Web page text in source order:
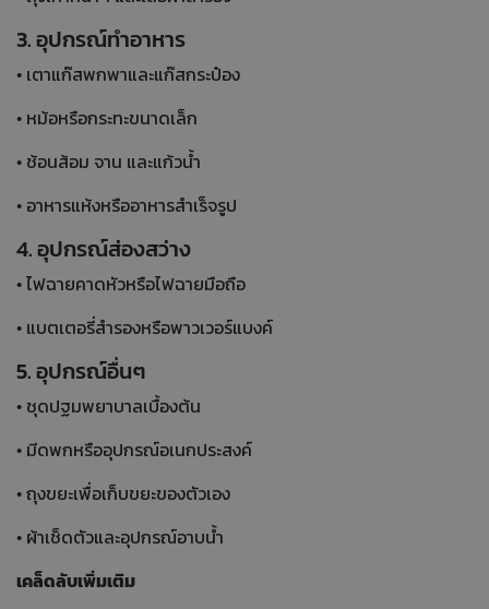
3. อุปกรณ์ทำอาหาร
• เตาแก๊สพกพาและแก๊สกระป๋อง
• หม้อหรือกระทะขนาดเล็ก
• ช้อนส้อม จาน และแก้วน้ำ
• อาหารแห้งหรืออาหารสำเร็จรูป
4. อุปกรณ์ส่องสว่าง
• ไฟฉายคาดหัวหรือไฟฉายมือถือ
• แบตเตอรี่สำรองหรือพาวเวอร์แบงค์
5. อุปกรณ์อื่นๆ
• ชุดปฐมพยาบาลเบื้องต้น
• มีดพกหรืออุปกรณ์อเนกประสงค์
• ถุงขยะเพื่อเก็บขยะของตัวเอง
• ผ้าเช็ดตัวและอุปกรณ์อาบน้ำ
เคล็ดลับเพิ่มเติม